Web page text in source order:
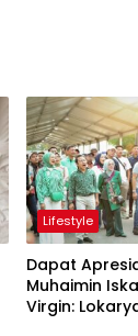
Lifestyle
Dapat
Muhaimin
Virgin: LokaryaFest